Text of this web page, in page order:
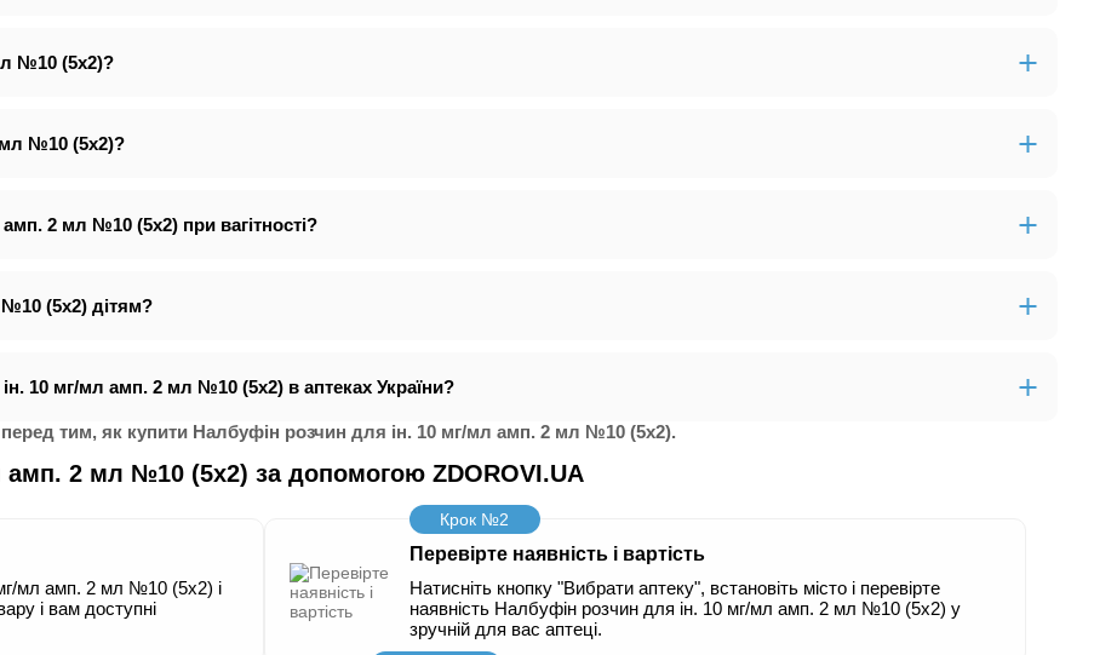
№10 (5х2)?
№10 (5х2)?
2 мл №10 (5х2) при вагітності?
(5х2) дітям?
10 мг/мл амп. 2 мл №10 (5х2) в аптеках України?
тим, як купити Налбуфін розчин для ін. 10 мг/мл амп. 2 мл №10 (5х2).
2 мл №10 (5х2) за допомогою ZDOROVI.UA
мл амп. 2 мл №10 (5х2) і
і вам доступні
Крок №2
Перевірте наявність і вартість
Натисніть кнопку "Вибрати аптеку", встановіть місто і перевірте
наявність Налбуфін розчин для ін. 10 мг/мл амп. 2 мл №10 (5х2) у
зручній для вас аптеці.